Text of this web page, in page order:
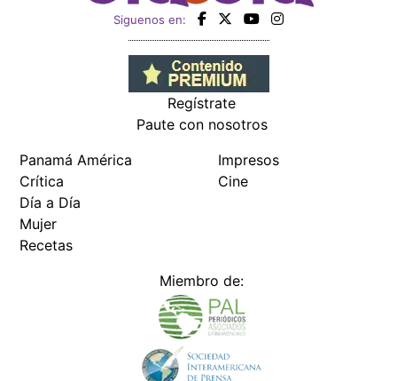
Siguenos en:
Regístrate
Paute con nosotros
Panamá América
Crítica
Día a Día
Mujer
Recetas
Impresos
Cine
Miembro de: